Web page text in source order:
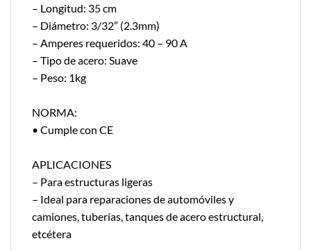
– Longitud: 35 cm
– Diámetro: 3/32” (2.3mm)
– Amperes requeridos: 40 – 90 A
– Tipo de acero: Suave
– Peso: 1kg
NORMA:
• Cumple con CE
APLICACIONES
– Para estructuras ligeras
– Ideal para reparaciones de automóviles y
camiones, tuberías, tanques de acero estructural,
etcétera